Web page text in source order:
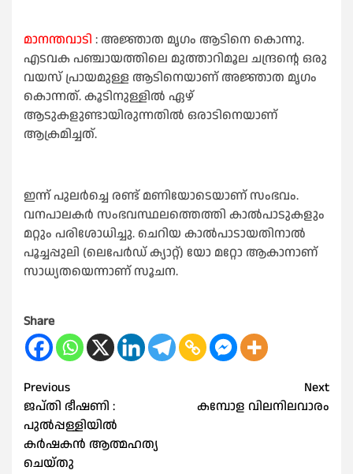
മാനന്തവാടി : അജ്ഞാത മൃഗം ആടിനെ കൊന്നു.
എടവക പഞ്ചായത്തിലെ മുത്താറിമൂല ചന്ദ്രന്റെ ഒരു
വയസ് പ്രായമുള്ള ആടിനെയാണ് അജ്ഞാത മൃഗം
കൊന്നത്. കൂടിനുള്ളില്‍ ഏഴ്
ആടുകളുണ്ടായിരുന്നതില്‍ ഒരാടിനെയാണ്
ആക്രമിച്ചത്.
ഇന്ന് പുലര്‍ച്ചെ രണ്ട് മണിയോടെയാണ് സംഭവം.
വനപാലകര്‍ സംഭവസ്ഥലത്തെത്തി കാല്‍പാടുകളും
മറ്റും പരിശോധിച്ചു. ചെറിയ കാല്‍പാടായതിനാല്‍
പൂച്ചപ്പുലി (ലെപേര്‍ഡ് ക്യാറ്റ്) യോ മറ്റോ ആകാനാണ്
സാധ്യതയെന്നാണ് സൂചന.
Share
Post
navigation
Previous
ജപ്തി ഭീഷണി :
പുൽപ്പള്ളിയിൽ
കർഷകൻ ആത്മഹത്യ
ചെയ്തു
Next
കമ്പോള വിലനിലവാരം